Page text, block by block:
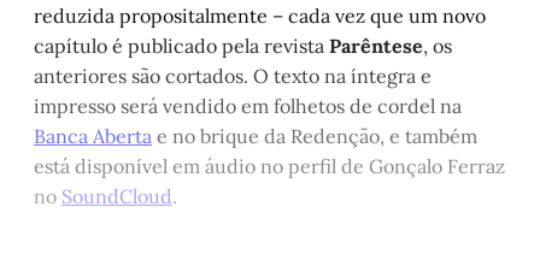
reduzida propositalmente – cada vez que um novo
capítulo é publicado pela revista Parêntese, os
anteriores são cortados. O texto na íntegra e
impresso será vendido em folhetos de cordel na
Banca Aberta e no brique da Redenção, e também
está disponível em áudio no perfil de Gonçalo Ferraz
no SoundCloud.